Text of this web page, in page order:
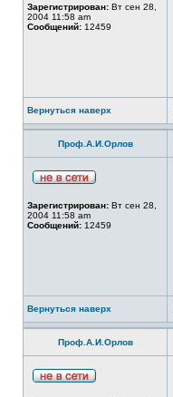
Зарегистрирован: Вт сен 28,
2004 11:58 am
Сообщений: 12459
Вернуться наверх
Проф.А.И.Орлов
Зарегистрирован: Вт сен 28,
2004 11:58 am
Сообщений: 12459
Вернуться наверх
Проф.А.И.Орлов